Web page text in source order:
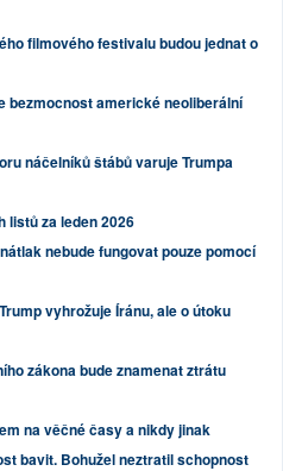
filmového festivalu budou jednat o
bezmocnost americké neoliberální
náčelníků štábů varuje Trumpa
listů za leden 2026
nebude fungovat pouze pomocí
vyhrožuje Íránu, ale o útoku
zákona bude znamenat ztrátu
na věčné časy a nikdy jinak
bavit. Bohužel neztratil schopnost